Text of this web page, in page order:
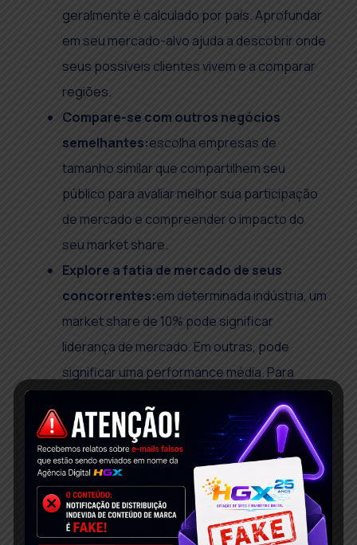
geralmente é calculado por país. Aprofundar
em seu mercado-alvo ajuda a descobrir onde
seus possíveis clientes vivem e a comparar
regiões.
Compare-se com outros negócios
semelhantes:escolha empresas de
tamanho similar que compartilhem seu
público para avaliar melhor sua participação
de mercado e compreender o impacto do
seu market share.
Explore a fatia de mercado de seus
concorrentes:em determinada indústria, um
market share de 10% pode significar
liderança de mercado. Em outras, pode
significar uma performance média. Para
conseguir fazer uma avaliação de negócio,
você precisa ter uma visão comparativa e
contrastar seus números com os dos
concorrentes.
Busque brechas e oportunidades:usando
a seção Dinâmica do Domínio x Mercado do